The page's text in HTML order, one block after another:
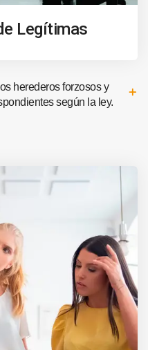
Legítimas
herederos forzosos y
según la ley.